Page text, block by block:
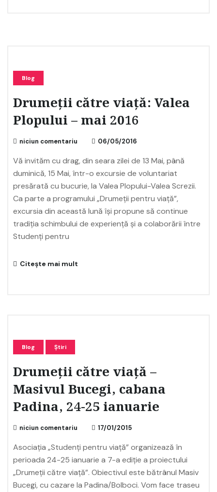
Blog
Drumeții către viață: Valea
Plopului – mai 2016
niciun comentariu 06/05/2016
Vă invităm cu drag, din seara zilei de 13 Mai, până
duminică, 15 Mai, într-o excursie de voluntariat
presărată cu bucurie, la Valea Plopului-Valea Screzii.
Ca parte a programului „Drumeții pentru viață”,
excursia din această lună își propune să continue
tradiția schimbului de experiență și a colaborării între
Studenți pentru
Citește mai mult
Blog Știri
Drumeții către viață –
Masivul Bucegi, cabana
Padina, 24-25 ianuarie
niciun comentariu 17/01/2015
Asociația „Studenți pentru viață” organizează în
perioada 24-25 ianuarie a 7-a ediție a proiectului
„Drumeții către viață”. Obiectivul este bătrânul Masiv
Bucegi, cu cazare la Padina/Bolboci. Vom face traseu